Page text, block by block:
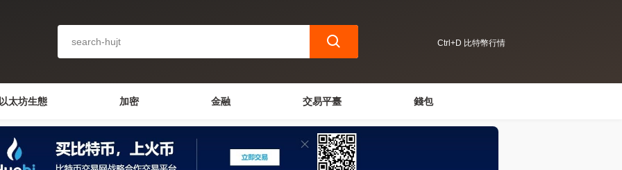
Ctrl+D 比特幣行情
以太坊生態 加密 金融 交易平臺 錢包